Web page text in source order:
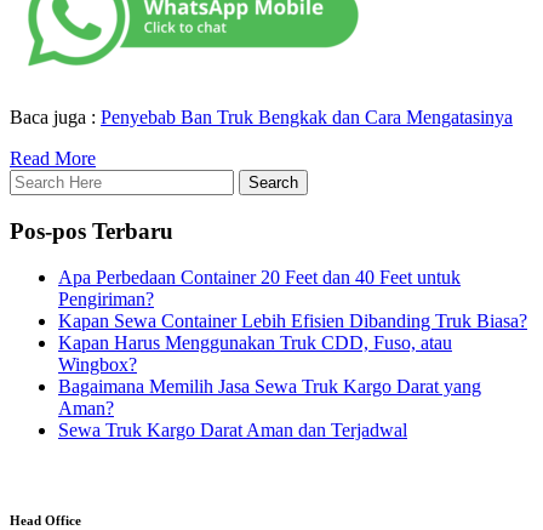
Baca juga : Penyebab Ban Truk Bengkak dan Cara Mengatasinya
Read More
Pos-pos Terbaru
Apa Perbedaan Container 20 Feet dan 40 Feet untuk
Pengiriman?
Kapan Sewa Container Lebih Efisien Dibanding Truk Biasa?
Kapan Harus Menggunakan Truk CDD, Fuso, atau
Wingbox?
Bagaimana Memilih Jasa Sewa Truk Kargo Darat yang
Aman?
Sewa Truk Kargo Darat Aman dan Terjadwal
Head Office